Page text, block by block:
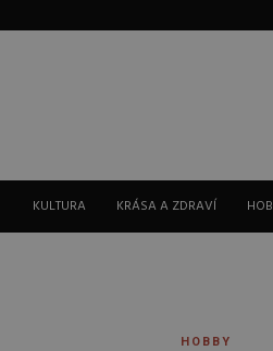
Instinkt
KULTURA KRÁSA A ZDRAVÍ
HOBBY